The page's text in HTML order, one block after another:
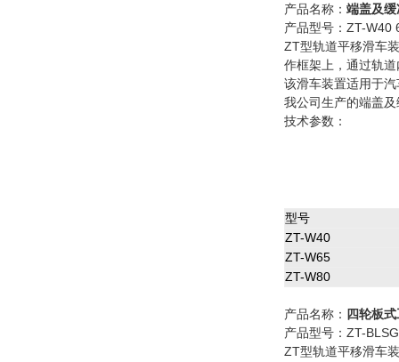
产品名称： 端盖及缓
产品型号：ZT-W40
ZT型轨道平移滑车
作框架上，通过轨
该滑车装置适用于
我公司生产的端盖
技术参数：
型号
ZT-W40
ZT-W65
ZT-W80
产品名称： 四轮板
产品型号：ZT-
ZT型轨道平移滑车